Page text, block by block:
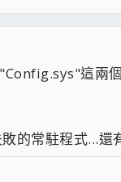
這兩
的常駐程式...